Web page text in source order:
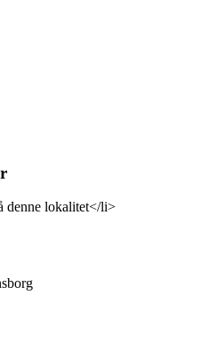
denne lokalitet</li>